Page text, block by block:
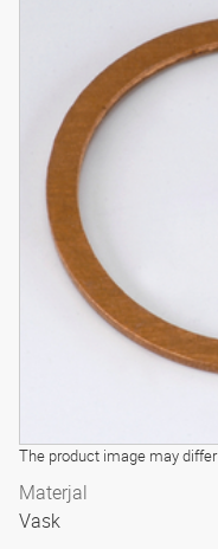
The product image may differ
Materjal
Vask